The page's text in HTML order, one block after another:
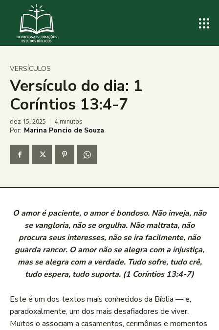
VERSÍCULOS
Versículo do dia: 1
Coríntios 13:4-7
dez 15, 2025 4minutos
Por: Marina Poncio de Souza
O amor é paciente, o amor é bondoso. Não inveja, não
se vangloria, não se orgulha. Não maltrata, não
procura seus interesses, não se ira facilmente, não
guarda rancor. O amor não se alegra com a injustiça,
mas se alegra com a verdade. Tudo sofre, tudo crê,
tudo espera, tudo suporta. (1 Coríntios 13:4-7)
Este é um dos textos mais conhecidos da Bíblia — e,
paradoxalmente, um dos mais desafiadores de viver.
Muitos o associam a casamentos, cerimônias e momentos